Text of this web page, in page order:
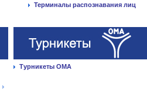
Терминалы распознавания лиц
Турникеты ОМА